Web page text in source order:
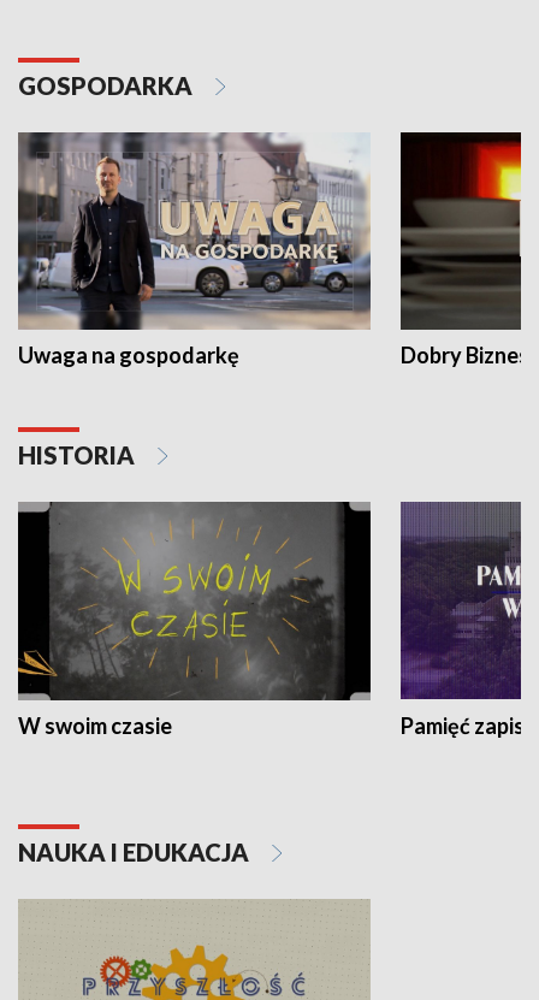
GOSPODARKA
Uwaga na gospodarkę Dobry Biznes
HISTORIA
W swoim czasie Pamięć
NAUKA I EDUKACJA